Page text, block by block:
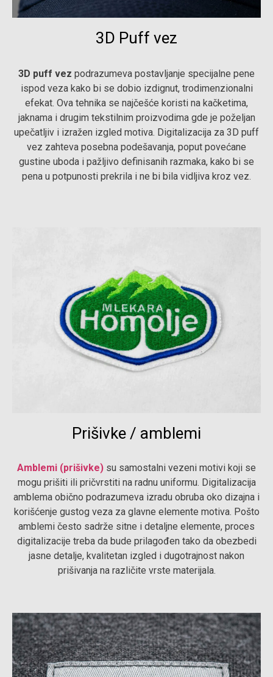
3D Puff vez
3D puff vez podrazumeva postavljanje specijalne pene
ispod veza kako bi se dobio izdignut, trodimenzionalni
efekat. Ova tehnika se najčešće koristi na kačketima,
jaknama i drugim tekstilnim proizvodima gde je poželjan
upečatljiv i izražen izgled motiva. Digitalizacija za 3D puff
vez zahteva posebna podešavanja, poput povećane
gustine uboda i pažljivo definisanih razmaka, kako bi se
pena u potpunosti prekrila i ne bi bila vidljiva kroz vez.
Prišivke / amblemi
Amblemi (prišivke) su samostalni vezeni motivi koji se
mogu prišiti ili pričvrstiti na radnu uniformu. Digitalizacija
amblema obično podrazumeva izradu obruba oko dizajna i
korišćenje gustog veza za glavne elemente motiva. Pošto
amblemi često sadrže sitne i detaljne elemente, proces
digitalizacije treba da bude prilagođen tako da obezbedi
jasne detalje, kvalitetan izgled i dugotrajnost nakon
prišivanja na različite vrste materijala.